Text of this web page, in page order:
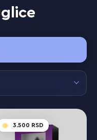
3.500